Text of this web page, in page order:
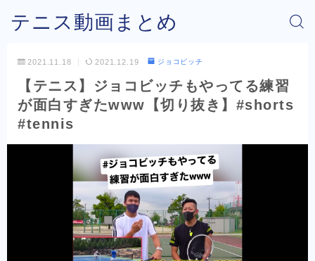
テニス動画まとめ
2021.11.18 2021.12.19 ジョコビッチ
【テニス】ジョコビッチもやってる練習
が面白すぎたwww【切り抜き】#shorts
#tennis